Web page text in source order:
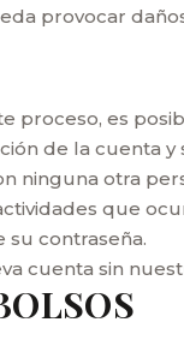
provocar
es
de la cuenta
ninguna otra
que
contraseña.
cuenta sin